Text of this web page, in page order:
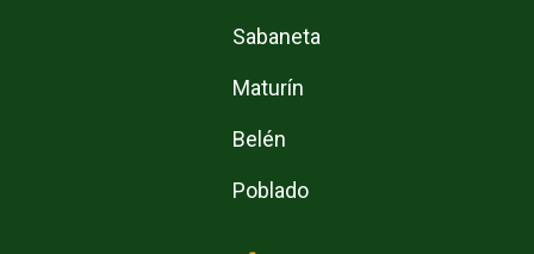
Sabaneta
Maturín
Belén
Poblado